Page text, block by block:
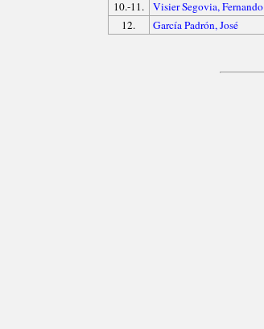
10.-11.
Visier Segovia, Fernando
12.
García Padrón, José